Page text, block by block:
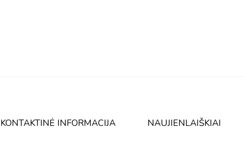
KONTAKTINĖ INFORMACIJA NAUJIENLAIŠKIAI